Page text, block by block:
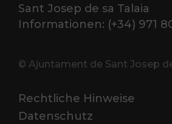
Sant Josep de sa Talaia
Informationen: (+34) 971
© Ajuntament de Sant Josep
Rechtliche Hinweise
Datenschutz